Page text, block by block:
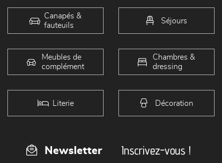
Canapés &
fauteuils
Séjours
Meubles de
complément
Chambres &
dressing
Literie Décoration
Newsletter Inscrivez-vous !